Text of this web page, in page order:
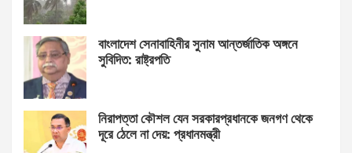
বাংলাদেশ সেনাবাহিনীর সুনাম আন্তর্জাতিক অঙ্গনে
সুবিদিত: রাষ্ট্রপতি
নিরাপত্তা কৌশল যেন সরকারপ্রধানকে জনগণ থেকে
দূরে ঠেলে না দেয়: প্রধানমন্ত্রী